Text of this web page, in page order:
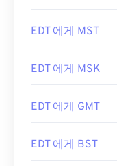
EDT 에게 MST
EDT 에게 MSK
EDT 에게 GMT
EDT 에게 BST